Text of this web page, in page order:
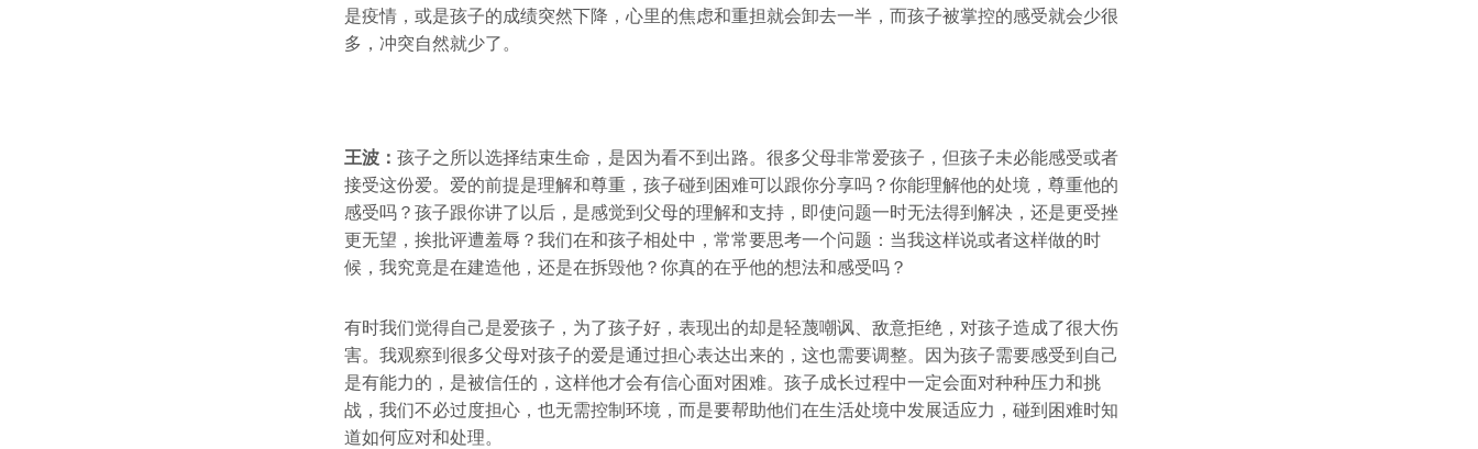
是疫情，或是孩子的成绩突然下降，心里的焦虑和重担就会卸去一半，而孩子被掌控的感受就会少很
多，冲突自然就少了。
王波： 孩子之所以选择结束生命，是因为看不到出路。很多父母非常爱孩子，但孩子未必能感受或者
接受这份爱。爱的前提是理解和尊重，孩子碰到困难可以跟你分享吗？你能理解他的处境，尊重他的
感受吗？孩子跟你讲了以后，是感觉到父母的理解和支持，即使问题一时无法得到解决，还是更受挫
更无望，挨批评遭羞辱？我们在和孩子相处中，常常要思考一个问题：当我这样说或者这样做的时
候，我究竟是在建造他，还是在拆毁他？你真的在乎他的想法和感受吗？
有时我们觉得自己是爱孩子，为了孩子好，表现出的却是轻蔑嘲讽、敌意拒绝，对孩子造成了很大伤
害。我观察到很多父母对孩子的爱是通过担心表达出来的，这也需要调整。因为孩子需要感受到自己
是有能力的，是被信任的，这样他才会有信心面对困难。孩子成长过程中一定会面对种种压力和挑
战，我们不必过度担心，也无需控制环境，而是要帮助他们在生活处境中发展适应力，碰到困难时知
道如何应对和处理。